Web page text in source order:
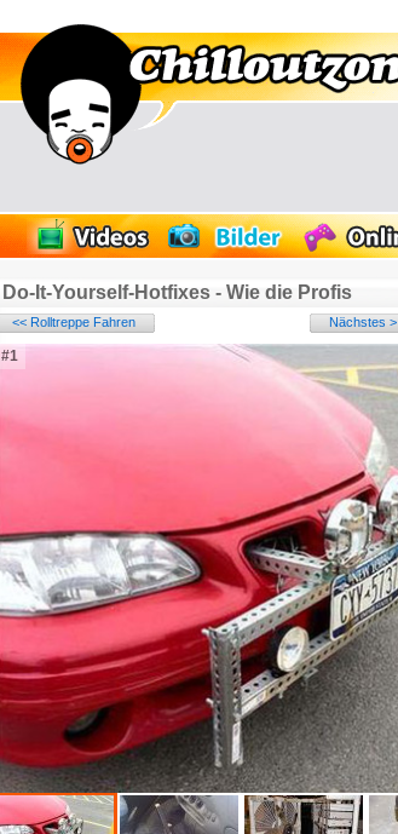
Do-It-Yourself-Hotfixes - Wie die Profis
<< Rolltreppe Fahren Nächstes >
#1